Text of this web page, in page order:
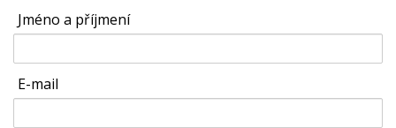
Jméno a příjmení
E-mail